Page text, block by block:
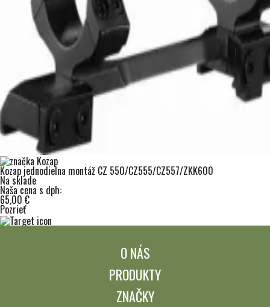
Kozap jednodielna montáž CZ 550/CZ555/CZ557/ZKK600
Na sklade
Naša cena s dph:
65,00 €
Pozrieť
O NÁS
PRODUKTY
ZNAČKY